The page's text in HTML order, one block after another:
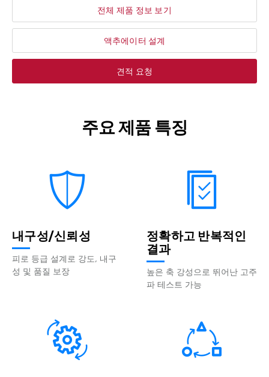
전체 제품 정보 보기
액추에이터 설계
견적 요청
주요 제품 특징
내구성/신뢰성
피로 등급 설계로 강도, 내구
성 및 품질 보장
정확하고 반복적인
결과
높은 축 강성으로 뛰어난 고주
파 테스트 가능